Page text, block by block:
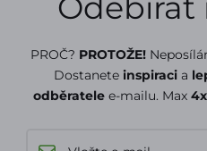
PROČ? PROTOŽE!
Dostanete inspiraci a
odběratelee-mailu. Max 4x